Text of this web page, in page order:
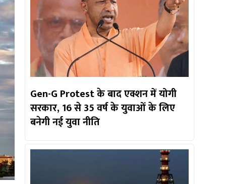
Gen-G Protest के बाद एक्शन में योगी
सरकार, 16 से 35 वर्ष के युवाओं के लिए
बनेगी नई युवा नीति